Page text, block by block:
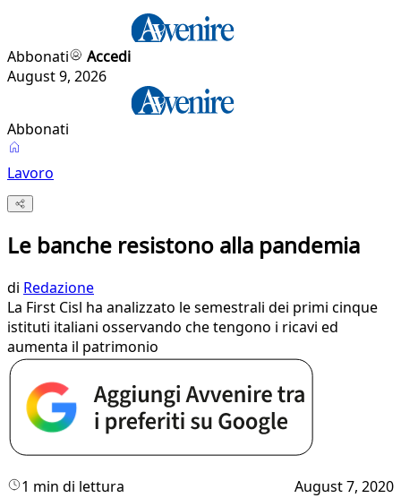
Abbonati
Accedi
August 9, 2026
Abbonati
Lavoro
Le banche resistono alla pandemia
di Redazione
La First Cisl ha analizzato le semestrali dei primi cinque
istituti italiani osservando che tengono i ricavi ed
aumenta il patrimonio
1 min di lettura August 7, 2020